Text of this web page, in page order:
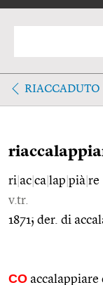
RIACCADUTO
ri ac ca lap pià re
v.tr.
1871; der. di
CO accalappiare